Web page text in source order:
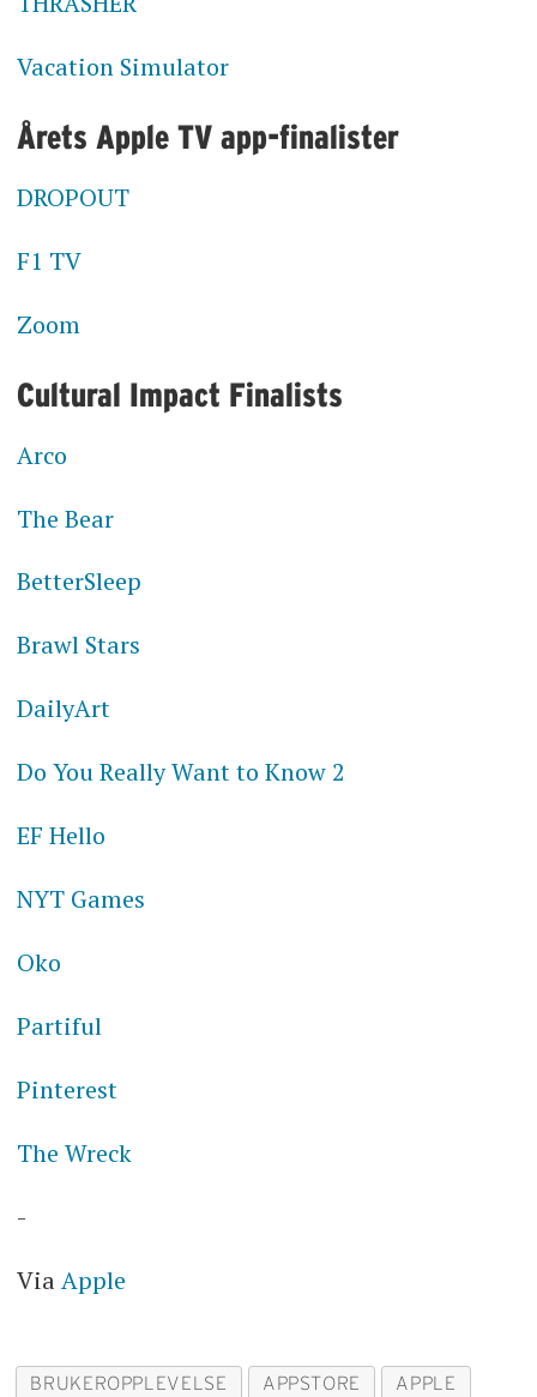
Vacation Simulator
Årets Apple TV app-finalister
DROPOUT
F1 TV
Zoom
Cultural Impact Finalists
Arco
The Bear
BetterSleep
Brawl Stars
DailyArt
Do You Really Want to Know 2
EF Hello
NYT Games
Oko
Partiful
Pinterest
The Wreck
-
Via Apple
BRUKEROPPLEVELSE APPSTORE APPLE